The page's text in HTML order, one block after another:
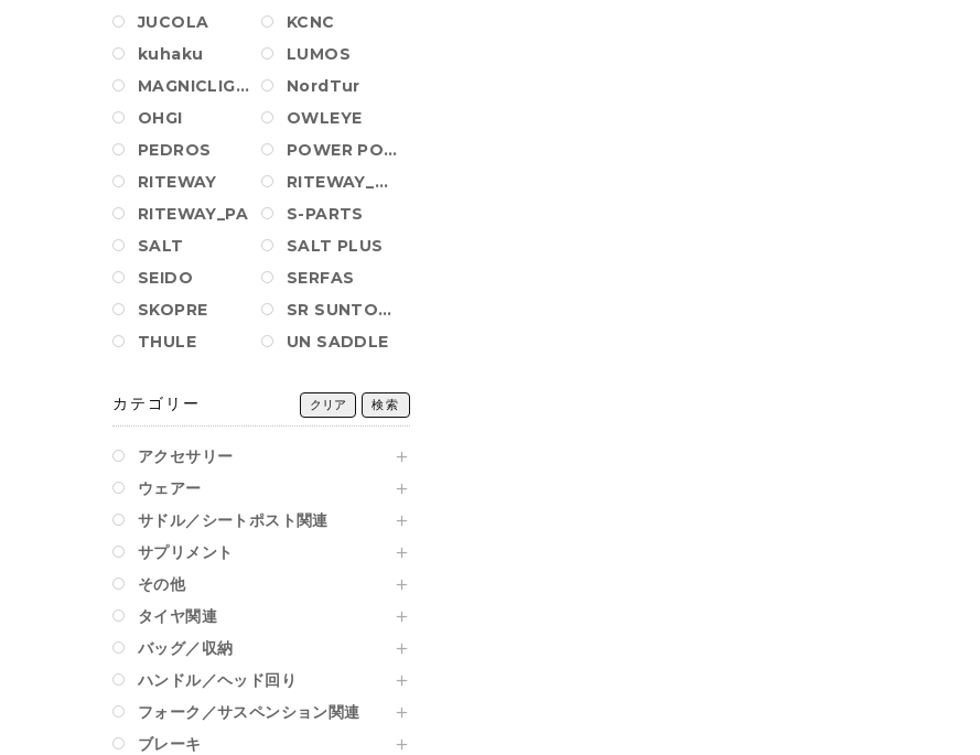
JUCOLA
KCNC
kuhaku
LUMOS
MAGNICLIGHT
NordTur
OHGI
OWLEYE
PEDROS
POWER POSITION BALL
RITEWAY
RITEWAY_AM_PA
RITEWAY_PA
S-PARTS
SALT
SALT PLUS
SEIDO
SERFAS
SKOPRE
SR SUNTOUR
THULE
UN SADDLE
カテゴリー クリア 検索
アクセサリー
ウェアー
サドル／シートポスト関連
サプリメント
その他
タイヤ関連
バッグ／収納
ハンドル／ヘッド回り
フォーク／サスペンション関連
ブレーキ